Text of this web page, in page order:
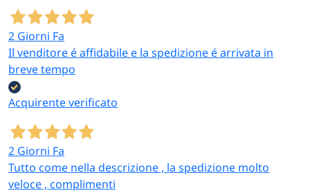
2 Giorni Fa
Il venditore é affidabile e la spedizione é arrivata in
breve tempo
Acquirente verificato
2 Giorni Fa
Tutto come nella descrizione , la spedizione molto
veloce , complimenti